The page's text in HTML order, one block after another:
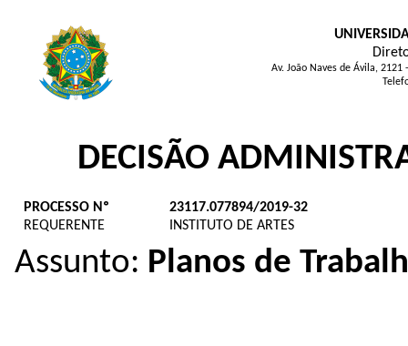
Av. João Naves de Ávila,
DECISÃO
PROCESSO Nº
23117.077894/2019-32
REQUERENTE
INSTITUTO DE ARTES
Assunto: Planos de